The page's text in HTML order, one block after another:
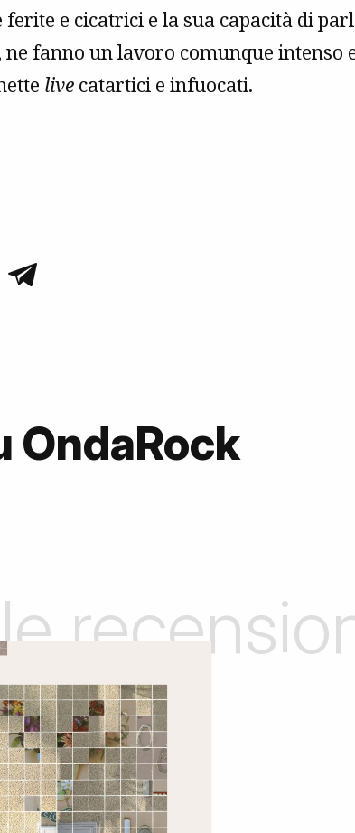
e cicatrici e la sua capacità di
fanno un lavoro comunque intenso
live catartici e infuocati.
OndaRock